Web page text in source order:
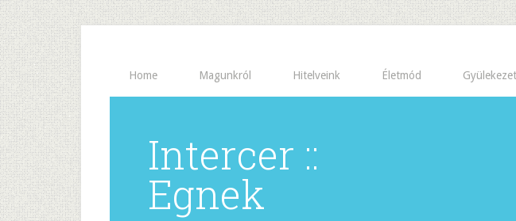
Home Magunkról Hitelveink Életmód
Intercer ::
Egnek